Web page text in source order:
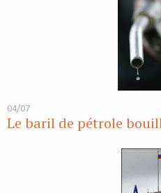
04/07
Le baril de pétrole